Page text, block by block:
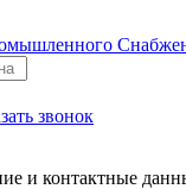
звонок
и контактные